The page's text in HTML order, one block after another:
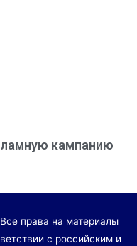
кампанию
права на материалы
с российским и